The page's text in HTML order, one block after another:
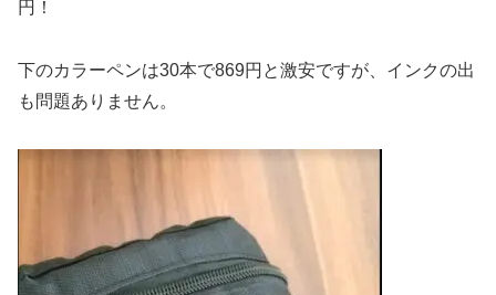
円！
下のカラーペンは30本で869円と激安ですが、インクの出
も問題ありません。